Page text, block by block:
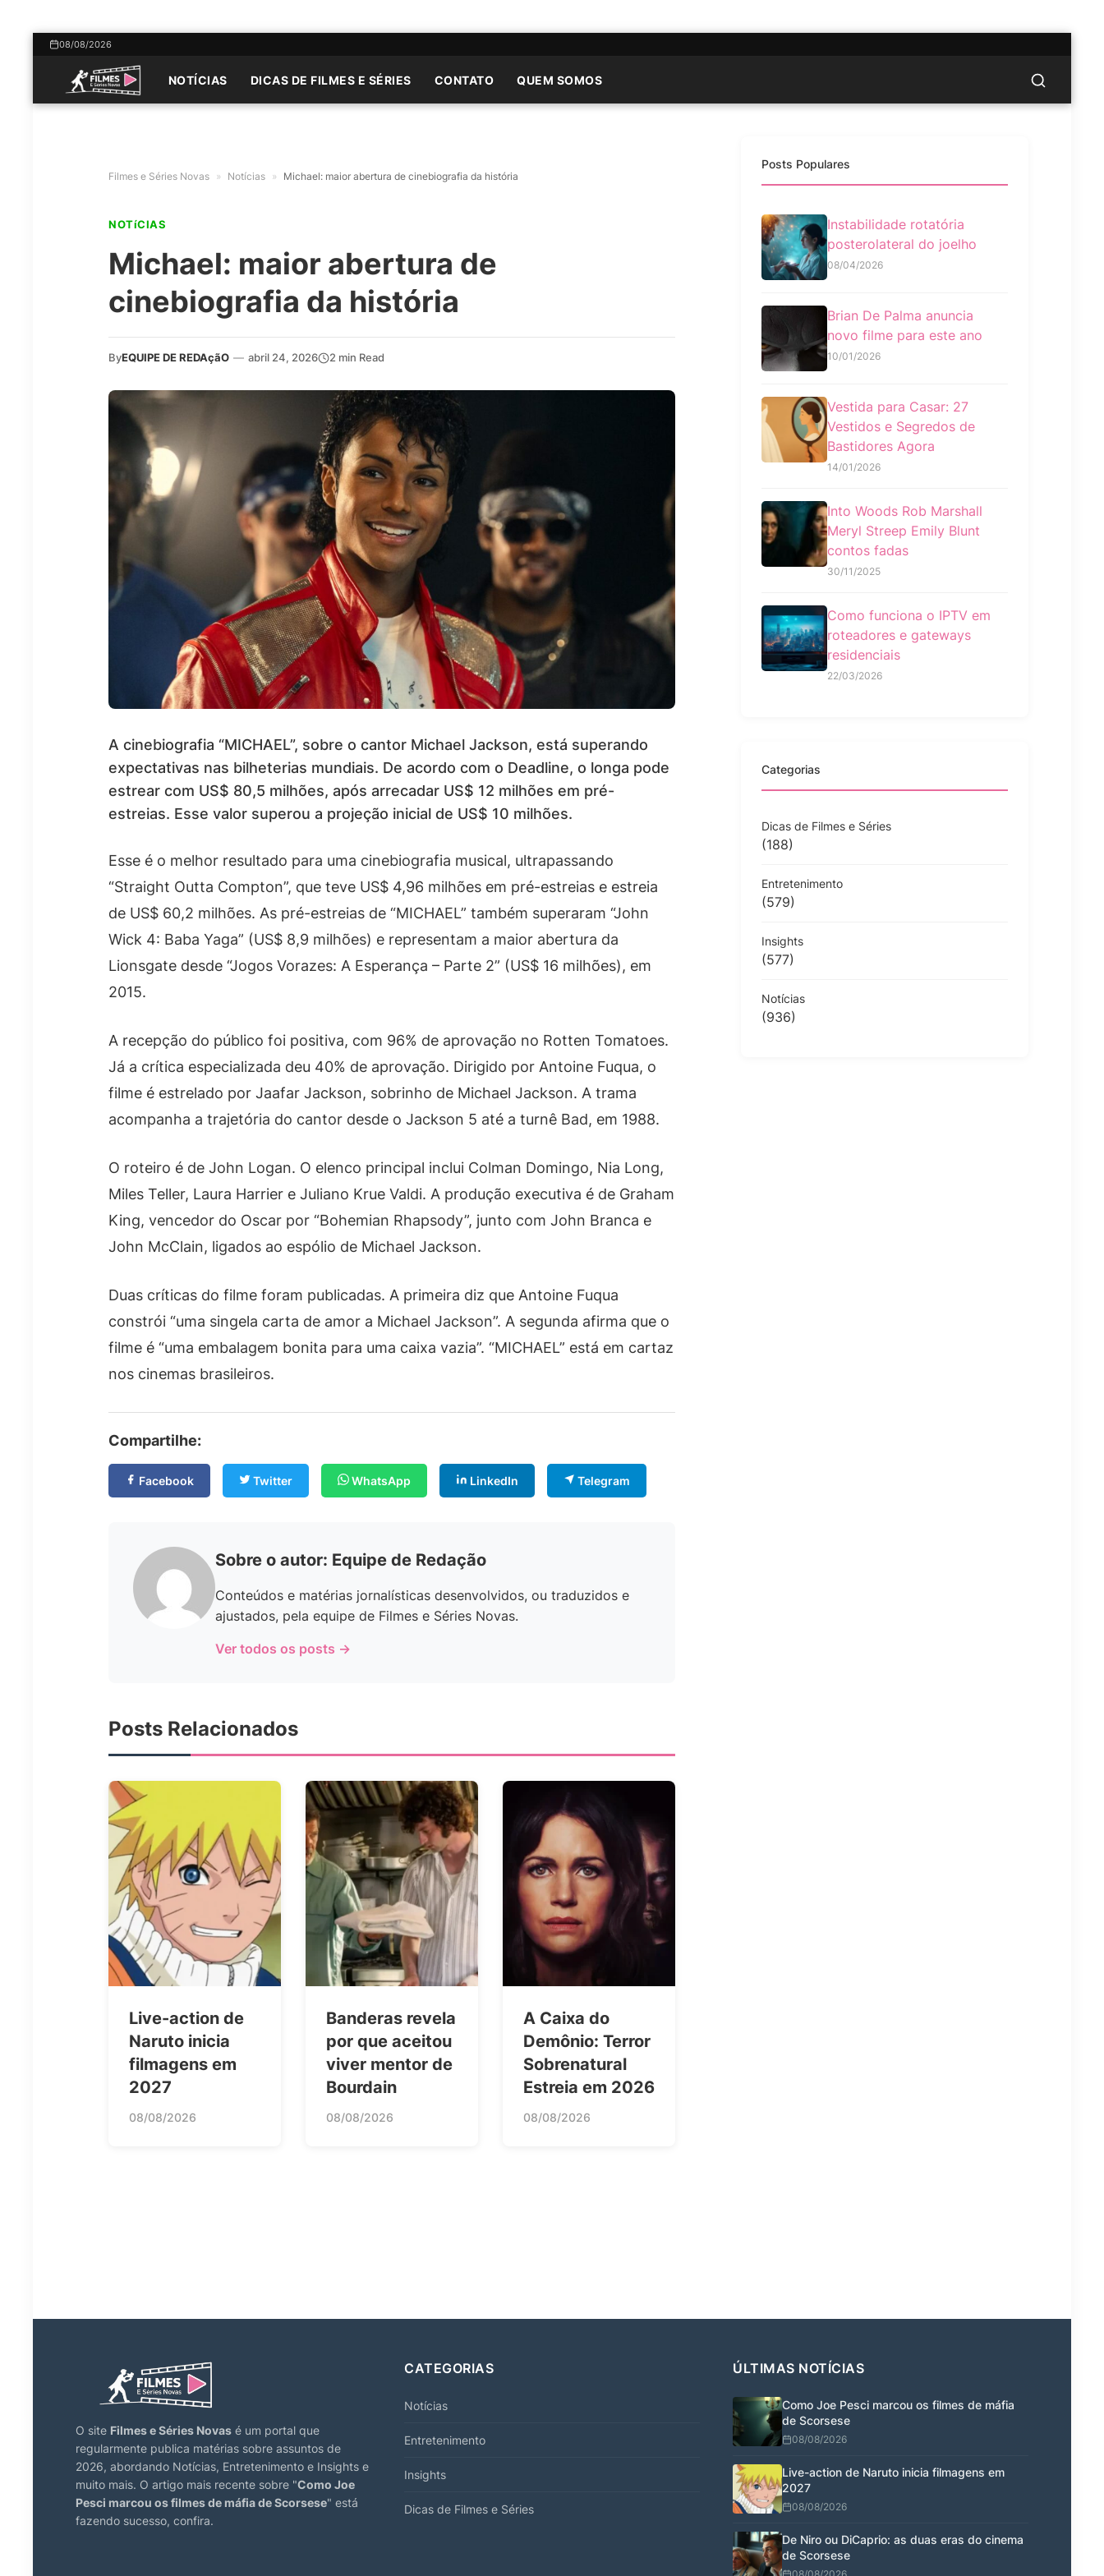
08/08/2026
NOTÍCIAS DICAS DE FILMES E SÉRIES CONTATO QUEM SOMOS
Filmes e Séries Novas » Notícias » Michael: maior abertura de cinebiografia da história
NOTíCIAS
Michael: maior abertura de
cinebiografia da história
ByEQUIPE DE REDAçãO — abril 24, 2026 2 min Read
A cinebiografia “MICHAEL”, sobre o cantor Michael Jackson, está superando
expectativas nas bilheterias mundiais. De acordo com o Deadline, o longa pode
estrear com US$ 80,5 milhões, após arrecadar US$ 12 milhões em pré-
estreias. Esse valor superou a projeção inicial de US$ 10 milhões.
Esse é o melhor resultado para uma cinebiografia musical, ultrapassando
“Straight Outta Compton”, que teve US$ 4,96 milhões em pré-estreias e estreia
de US$ 60,2 milhões. As pré-estreias de “MICHAEL” também superaram “John
Wick 4: Baba Yaga” (US$ 8,9 milhões) e representam a maior abertura da
Lionsgate desde “Jogos Vorazes: A Esperança – Parte 2” (US$ 16 milhões), em
2015.
A recepção do público foi positiva, com 96% de aprovação no Rotten Tomatoes.
Já a crítica especializada deu 40% de aprovação. Dirigido por Antoine Fuqua, o
filme é estrelado por Jaafar Jackson, sobrinho de Michael Jackson. A trama
acompanha a trajetória do cantor desde o Jackson 5 até a turnê Bad, em 1988.
O roteiro é de John Logan. O elenco principal inclui Colman Domingo, Nia Long,
Miles Teller, Laura Harrier e Juliano Krue Valdi. A produção executiva é de Graham
King, vencedor do Oscar por “Bohemian Rhapsody”, junto com John Branca e
John McClain, ligados ao espólio de Michael Jackson.
Duas críticas do filme foram publicadas. A primeira diz que Antoine Fuqua
constrói “uma singela carta de amor a Michael Jackson”. A segunda afirma que o
filme é “uma embalagem bonita para uma caixa vazia”. “MICHAEL” está em cartaz
nos cinemas brasileiros.
Compartilhe:
Facebook Twitter WhatsApp LinkedIn Telegram
Sobre o autor: Equipe de Redação
Conteúdos e matérias jornalísticas desenvolvidos, ou traduzidos e
ajustados, pela equipe de Filmes e Séries Novas.
Ver todos os posts →
Posts Relacionados
Live-action de
Naruto inicia
filmagens em
2027
08/08/2026
Banderas revela
por que aceitou
viver mentor de
Bourdain
08/08/2026
A Caixa do
Demônio: Terror
Sobrenatural
Estreia em 2026
08/08/2026
Posts Populares
Instabilidade rotatória
posterolateral do joelho
08/04/2026
Brian De Palma anuncia
novo filme para este ano
10/01/2026
Vestida para Casar: 27
Vestidos e Segredos de
Bastidores Agora
14/01/2026
Into Woods Rob Marshall
Meryl Streep Emily Blunt
contos fadas
30/11/2025
Como funciona o IPTV em
roteadores e gateways
residenciais
22/03/2026
Categorias
Dicas de Filmes e Séries
(188)
Entretenimento
(579)
Insights
(577)
Notícias
(936)
O site Filmes e Séries Novas é um portal que
regularmente publica matérias sobre assuntos de
2026, abordando Notícias, Entretenimento e Insights e
muito mais. O artigo mais recente sobre "Como Joe
Pesci marcou os filmes de máfia de Scorsese" está
fazendo sucesso, confira.
CATEGORIAS
Notícias
Entretenimento
Insights
Dicas de Filmes e Séries
ÚLTIMAS NOTÍCIAS
Como Joe Pesci marcou os filmes de máfia
de Scorsese
08/08/2026
Live-action de Naruto inicia filmagens em
2027
08/08/2026
De Niro ou DiCaprio: as duas eras do cinema
de Scorsese